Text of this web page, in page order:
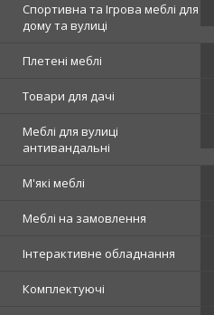
Спортивна та Ігрова меблі для
дому та вулиці
Плетені меблі
Товари для дачі
Меблі для вулиці
антивандальні
М'які меблі
Меблі на замовлення
Інтерактивне обладнання
Комплектуючі